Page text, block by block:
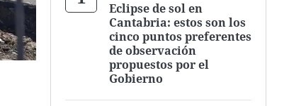
Eclipse de sol en
Cantabria: estos son los
cinco puntos preferentes
de observación
propuestos por el
Gobierno